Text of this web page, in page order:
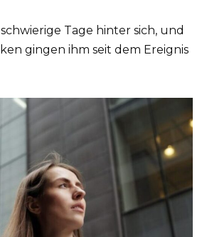
Tage hinter sich, und
gingen ihm seit dem Ereignis